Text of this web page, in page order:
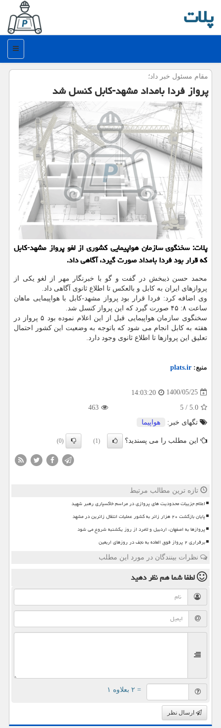
پلات
منو
مقام مسئول خبر داد؛
پرواز فردا بامداد مشهد-کابل کنسل شد
پلات: سخنگوی سازمان هواپیمایی کشوری از لغو پرواز مشهد-کابل
که قرار بود فردا بامداد صورت گیرد، آگاهی داد.
محمد حسن ذیبخش در گفت و گو با خبرنگار مهر از لغو یکی از
پروازهای ایران به کابل و بالعکس تا اطلاع ثانوی آگاهی داد.
وی اضافه کرد: فردا قرار بود پرواز مشهد-کابل با هواپیمایی ماهان
ساعت ۸: ۴۵ صورت گیرد که این پرواز کنسل شد.
سخنگوی سازمان هواپیمایی قبل از این اعلام نموده بود ۵ پرواز در
هفته به کابل انجام می شود که باتوجه به وضعیت این کشور احتمال
تعلیق این پروازها تا اطلاع ثانوی وجود دارد.
منبع: plats.ir
1400/05/25
14:03:20
5.0
/
5
463
تگهای خبر:
هواپیما
این مطلب را می پسندید؟ (1)
(0)
تازه ترین مطالب مرتبط
اعلام جزییات محدودیت های پروازی در مراسم خاکسپاری رهبر شهید
پایان بازگشت ۲۰ هزار زائر به کشور عملیات انتقال زائرین در مشهد
پروازها به اصفهان، اردبیل و لامرد از روز یکشنبه شروع می شود
برقراری ۲ پرواز فوق العاده به نجف در روزهای اربعین
نظرات بینندگان در مورد این مطلب
لطفا شما همنظر دهید
= ۲ بعلاوه ۱
ارسال نظر